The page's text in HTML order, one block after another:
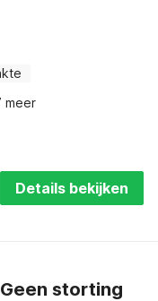
meer
Details bekijken
storting